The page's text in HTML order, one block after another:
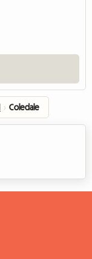
› Coledale